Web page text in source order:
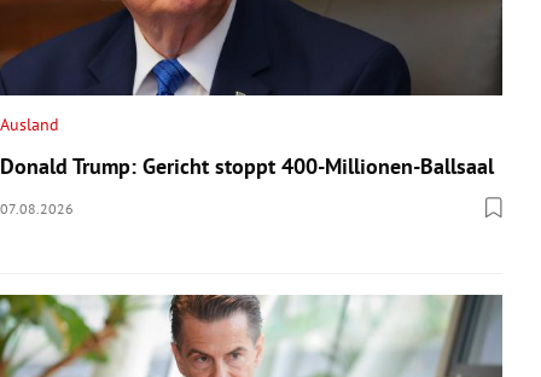
Untermenü
Untermenü
Ausland
Donald Trump: Gericht stoppt 400-Millionen-Ballsaal
07.08.2026